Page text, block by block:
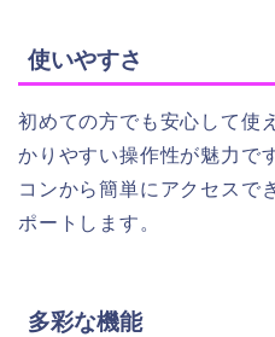
使いやすさ
初めての方でも安心して使
かりやすい操作性が魅力で
コンから簡単にアクセスで
ポートします。
多彩な機能